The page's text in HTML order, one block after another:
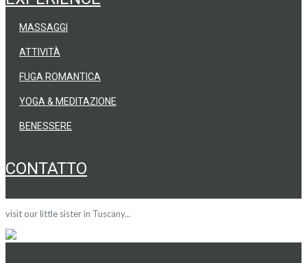
YOGA & MEDITAZIONE
BENESSERE
MASSAGGI
ATTIVITÀ
FUGA ROMANTICA
CONTATTO
visit our little sister in Tuscany...